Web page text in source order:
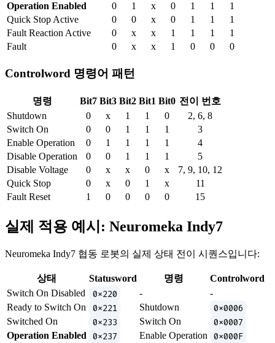
Operation Enabled
0 1 x 0 1 1
1
Quick Stop Active
0 0 x 0 1 1
1
Fault Reaction Active
0 x x 1 1 1
1
Fault
0 x x 1 0 0 0
Controlword 명령어 패턴
명령 Bit7 Bit3 Bit2 Bit1 Bit0 전이 번호
Shutdown
0 x 1 1 0
2, 6, 8
Switch On
0 0 1 1 1
3
Enable Operation
0 1 1 1 1
4
Disable Operation
0 0 1 1 1
5
Disable Voltage
0 x x 0 x
7, 9, 10, 12
Quick Stop
0 x 0 1 x
11
Fault Reset
1 0 0 0 0 15
실제 적용 예시: Neuromeka Indy7
Neuromeka Indy7 협동 로봇의 실제 상태 전이 시퀀스입니다:
상태 Statusword 명령
Controlword
Switch On Disabled
0x220 -
-
Ready to Switch On
0x221 Shutdown 0x0006
Switched On 0x233 Switch On 0x0007
Operation Enabled 0x237 Enable Operation 0x000F